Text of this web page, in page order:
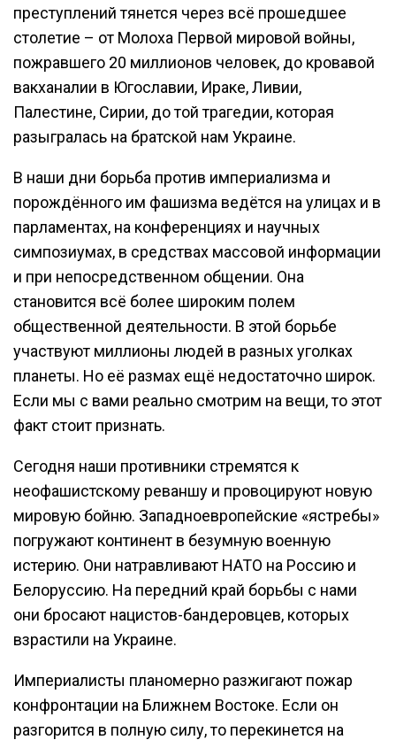
преступлений тянется через всё прошедшее
столетие – от Молоха Первой мировой войны,
пожравшего 20 миллионов человек, до кровавой
вакханалии в Югославии, Ираке, Ливии,
Палестине, Сирии, до той трагедии, которая
разыгралась на братской нам Украине.
В наши дни борьба против империализма и
порождённого им фашизма ведётся на улицах и в
парламентах, на конференциях и научных
симпозиумах, в средствах массовой информации
и при непосредственном общении. Она
становится всё более широким полем
общественной деятельности. В этой борьбе
участвуют миллионы людей в разных уголках
планеты. Но её размах ещё недостаточно широк.
Если мы с вами реально смотрим на вещи, то этот
факт стоит признать.
Сегодня наши противники стремятся к
неофашистскому реваншу и провоцируют новую
мировую бойню. Западноевропейские «ястребы»
погружают континент в безумную военную
истерию. Они натравливают НАТО на Россию и
Белоруссию. На передний край борьбы с нами
они бросают нацистов-бандеровцев, которых
взрастили на Украине.
Империалисты планомерно разжигают пожар
конфронтации на Ближнем Востоке. Если он
разгорится в полную силу, то перекинется на